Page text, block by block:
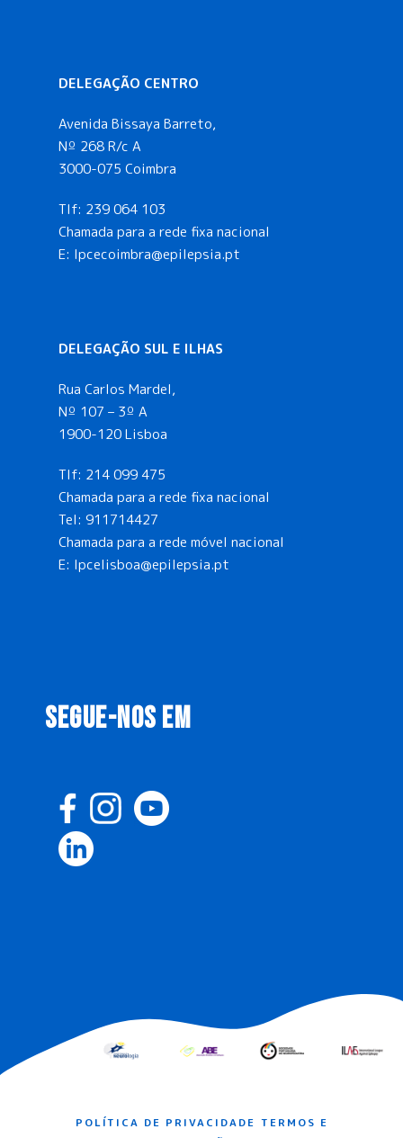
DELEGAÇÃO CENTRO
Avenida Bissaya Barreto,
Nº 268 R/c A
3000-075 Coimbra
Tlf: 239 064 103
Chamada para a rede fixa nacional
E: lpcecoimbra@epilepsia.pt
DELEGAÇÃO SUL E ILHAS
Rua Carlos Mardel,
Nº 107 – 3º A
1900-120 Lisboa
Tlf: 214 099 475
Chamada para a rede fixa nacional
Tel: 911714427
Chamada para a rede móvel nacional
E: lpcelisboa@epilepsia.pt
SEGUE-NOS EM
POLÍTICA DE PRIVACIDADE TERMOS E